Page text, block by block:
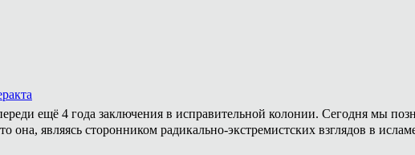
ещё 4 года заключения в исправительной колонии. Сегодня мы
она, являясь сторонником радикально-экстремистских взглядов в